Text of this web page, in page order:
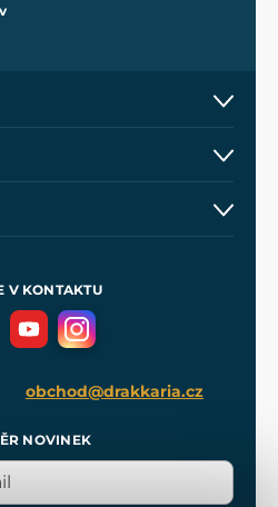
V KONTAKTU
obchod@drakkaria.cz
NOVINEK